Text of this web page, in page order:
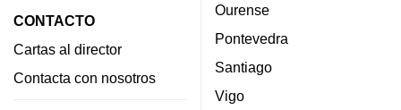
CONTACTO
Cartas al director
Contacta con nosotros
Ourense
Pontevedra
Santiago
Vigo